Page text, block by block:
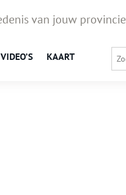
van jouw provincie
VIDEO’S KAART